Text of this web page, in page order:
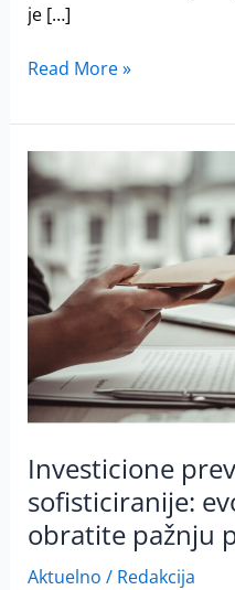
je […]
Read More »
Investicione
sofisticiranije:
obratite pažnju
Aktuelno / Redakcija
Investicione
prevare
postaju
sve
sofisticiranije:
evo
na
treba
da
pažnju
pre
ulaganja